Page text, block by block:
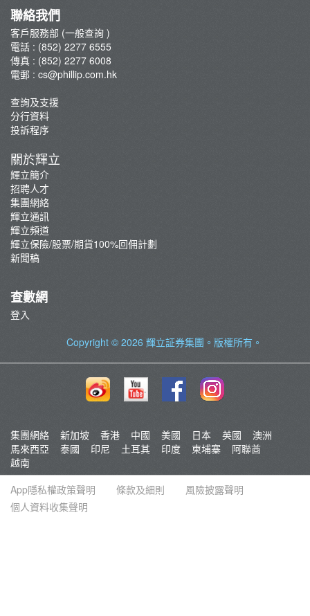
輝立保險/股票/期貨100%回佣計劃
新聞稿
聯絡我們
客戶服務部 (一般查詢 )
電話 : (852) 2277 6555
傳真 : (852) 2277 6008
電郵 : cs@phillip.com.hk
查詢及支援
分行資料
投訴程序
關於輝立
輝立簡介
招聘人才
集團網絡
輝立通訊
輝立頻道
輝立保險/股票/期貨100%回佣計劃
新聞稿
查數網
登入
Copyright © 2026 輝立証券集團 。版權所有。
集團網絡 新加坡 香港 中國 美國 日本 英國
澳洲
馬來西亞
泰國 印尼 土耳其 印度 柬埔寨
阿聯酋
越南
App隱私權政策聲明
條款及細則
風險披露聲明
個人資料收集聲明